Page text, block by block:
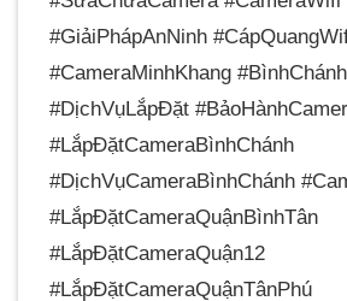
#GiảiPhápAnNinh
#CameraMinhKhang
#DịchVụLắpĐặt
#LắpĐặtCameraBìnhChánh
#DịchVụCameraBìnhChánh
#LắpĐặtCameraQuậnBìnhTân
#LắpĐặtCameraQuận12
#LắpĐặtCameraQuậnTânPhú